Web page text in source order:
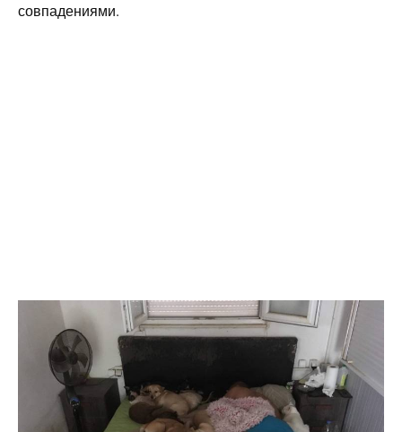
совпадениями.